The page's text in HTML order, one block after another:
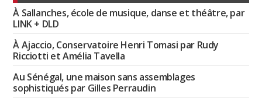
À Sallanches, école de musique, danse et théâtre, par
LINK + DLD
À Ajaccio, Conservatoire Henri Tomasi par Rudy
Ricciotti et Amélia Tavella
Au Sénégal, une maison sans assemblages
sophistiqués par Gilles Perraudin